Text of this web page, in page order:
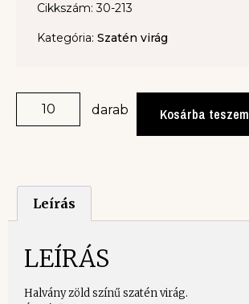
Cikkszám: 30-213
Kategória: Szatén virág
darab Kosárba teszem
Leírás
LEÍRÁS
Halvány zöld színű szatén virág.